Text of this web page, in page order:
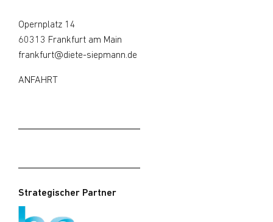
Opernplatz 14
60313 Frankfurt am Main
frankfurt@diete-siepmann.de
ANFAHRT
Strategischer Partner